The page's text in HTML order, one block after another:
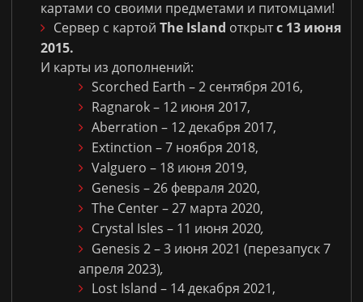
картами со своими предметами и питомцами!
Сервер с картой The Island открытс 13 июня
2015.
И карты из дополнений:
Scorched Earth – 2 сентября 2016,
Ragnarok – 12 июня 2017,
Aberration – 12 декабря 2017,
Extinction – 7 ноября 2018,
Valguero – 18 июня 2019,
Genesis – 26 февраля 2020,
The Center – 27 марта 2020,
Crystal Isles – 11 июня 2020,
Genesis 2 – 3 июня 2021 (перезапуск 7
апреля 2023),
Lost Island – 14 декабря 2021,